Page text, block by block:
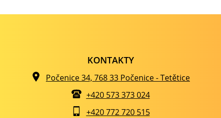
KONTAKTY
Počenice 34, 768 33 Počenice - Tetětice
+420 573 373 024
+420 772 720 515